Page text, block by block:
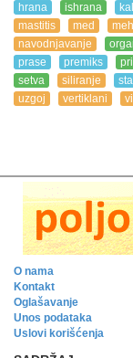
hrana
ishrana
mastitis
med
navodnjavanje
prase
premiks
setva
siliranje
uzgoj
vertiklani
O nama
Kontakt
Oglašavanje
Unos podataka
Uslovi korišćenja